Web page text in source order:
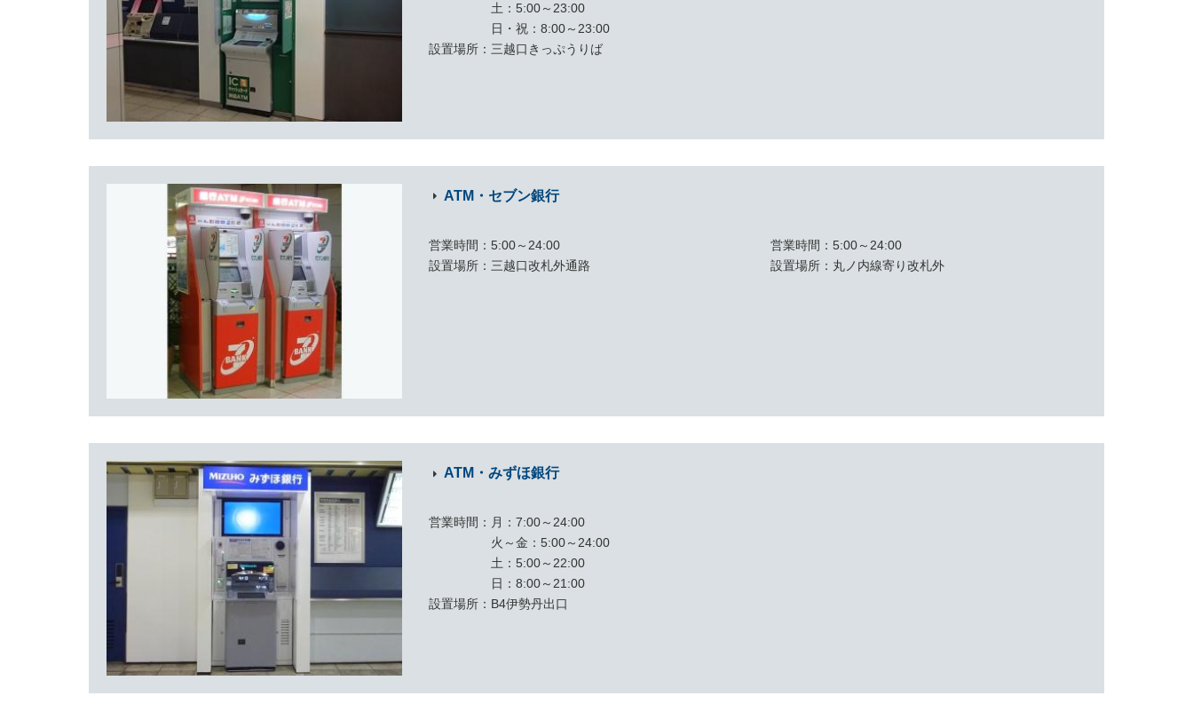
土：5:00～23:00
日・祝：8:00～23:00
設置場所
三越口きっぷうりば
ATM・セブン銀行
営業時間
5:00～24:00
設置場所
三越口改札外通路
営業時間
5:00～24:00
設置場所
丸ノ内線寄り改札外
ATM・みずほ銀行
営業時間
月：7:00～24:00
火～金：5:00～24:00
土：5:00～22:00
日：8:00～21:00
設置場所
B4伊勢丹出口